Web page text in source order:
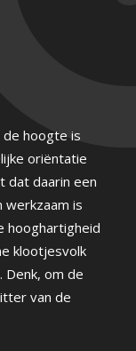
hoogte is
oriëntatie
dat daarin een
is
hooghartigheid
klootjesvolk
Denk, om de
van de